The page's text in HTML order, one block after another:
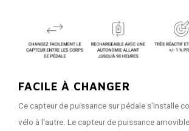
FACILE À CHANGER
Ce capteur de puissance sur pédale s'installe
vélo à l'autre. Le capteur de puissance